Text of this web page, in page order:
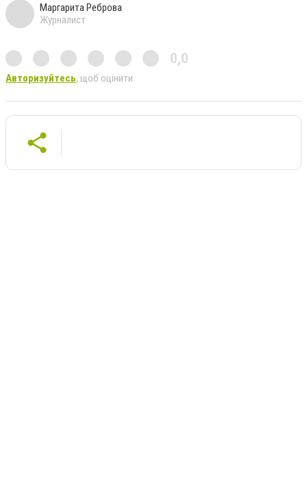
Маргарита Реброва
Журналист
0,0
Авторизуйтесь, щоб оцінити